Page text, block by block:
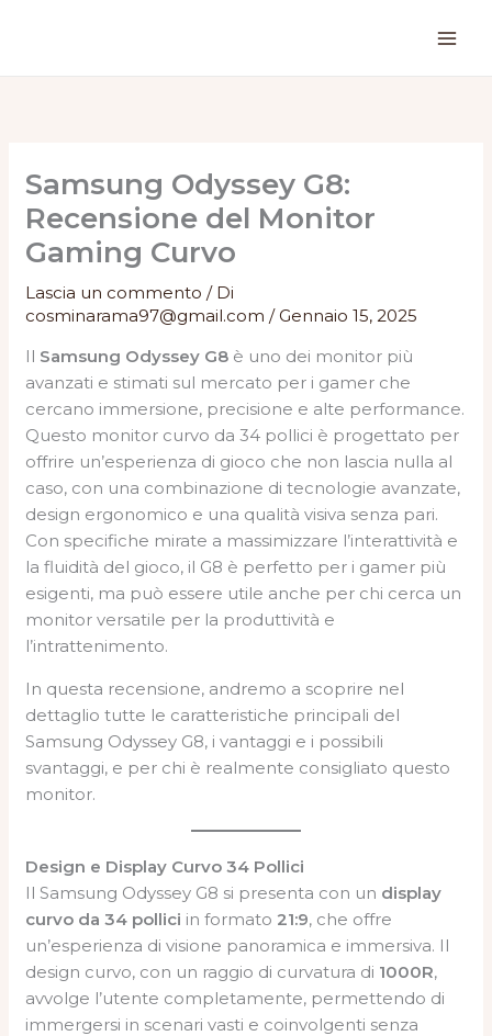
Samsung Odyssey G8:
Recensione del Monitor
Gaming Curvo
Lascia un commento / Di
cosminarama97@gmail.com/Gennaio 15, 2025
Il Samsung Odyssey G8 è uno dei monitor più
avanzati e stimati sul mercato per i gamer che
cercano immersione, precisione e alte performance.
Questo monitor curvo da 34 pollici è progettato per
offrire un’esperienza di gioco che non lascia nulla al
caso, con una combinazione di tecnologie avanzate,
design ergonomico e una qualità visiva senza pari.
Con specifiche mirate a massimizzare l’interattività e
la fluidità del gioco, il G8 è perfetto per i gamer più
esigenti, ma può essere utile anche per chi cerca un
monitor versatile per la produttività e
l’intrattenimento.
In questa recensione, andremo a scoprire nel
dettaglio tutte le caratteristiche principali del
Samsung Odyssey G8, i vantaggi e i possibili
svantaggi, e per chi è realmente consigliato questo
monitor.
Design e Display Curvo 34 Pollici
Il Samsung Odyssey G8 si presenta con un display
curvo da 34 pollici in formato 21:9, che offre
un’esperienza di visione panoramica e immersiva. Il
design curvo, con un raggio di curvatura di 1000R,
avvolge l’utente completamente, permettendo di
immergersi in scenari vasti e coinvolgenti senza